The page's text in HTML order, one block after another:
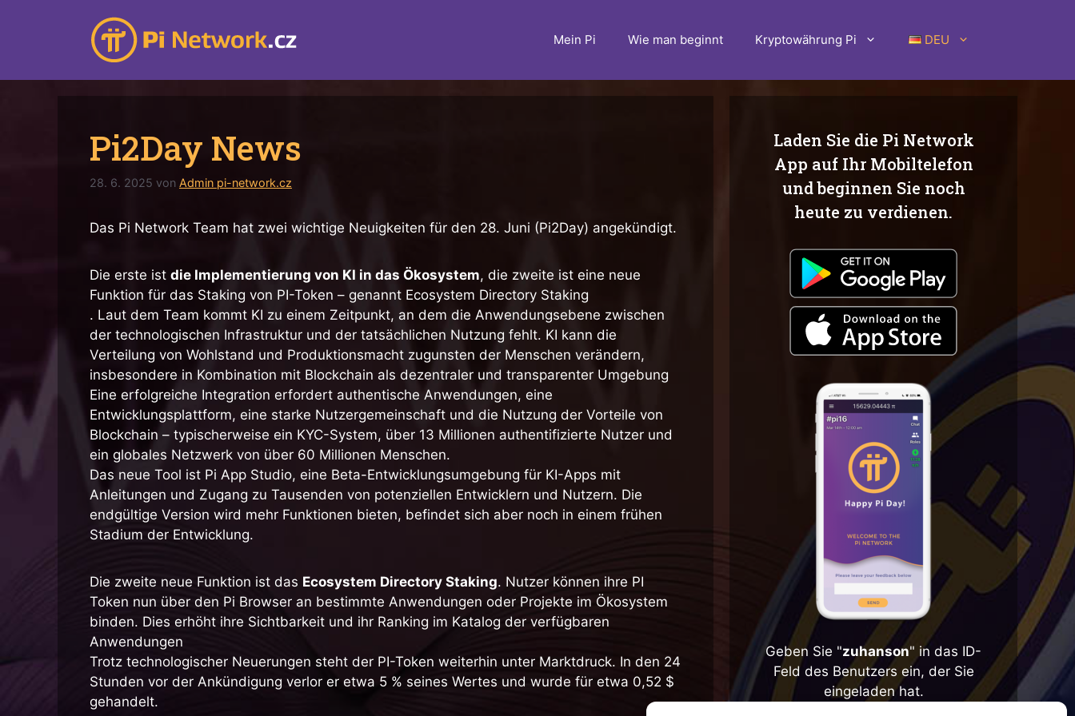
Mein Pi Wie man beginnt Kryptowährung Pi DEU
Pi2Day News
28. 6. 2025 von Admin pi-network.cz
Das Pi Network Team hat zwei wichtige Neuigkeiten für den 28. Juni (Pi2Day) angekündigt.
Die erste ist die Implementierung von KI in das Ökosystem, die zweite ist eine neue
Funktion für das Staking von PI-Token – genannt Ecosystem Directory Staking
. Laut dem Team kommt KI zu einem Zeitpunkt, an dem die Anwendungsebene zwischen
der technologischen Infrastruktur und der tatsächlichen Nutzung fehlt. KI kann die
Verteilung von Wohlstand und Produktionsmacht zugunsten der Menschen verändern,
insbesondere in Kombination mit Blockchain als dezentraler und transparenter Umgebung
Eine erfolgreiche Integration erfordert authentische Anwendungen, eine
Entwicklungsplattform, eine starke Nutzergemeinschaft und die Nutzung der Vorteile von
Blockchain – typischerweise ein KYC-System, über 13 Millionen authentifizierte Nutzer und
ein globales Netzwerk von über 60 Millionen Menschen.
Das neue Tool ist Pi App Studio, eine Beta-Entwicklungsumgebung für KI-Apps mit
Anleitungen und Zugang zu Tausenden von potenziellen Entwicklern und Nutzern. Die
endgültige Version wird mehr Funktionen bieten, befindet sich aber noch in einem frühen
Stadium der Entwicklung.
Die zweite neue Funktion ist das Ecosystem Directory Staking. Nutzer können ihre PI
Token nun über den Pi Browser an bestimmte Anwendungen oder Projekte im Ökosystem
binden. Dies erhöht ihre Sichtbarkeit und ihr Ranking im Katalog der verfügbaren
Anwendungen
Trotz technologischer Neuerungen steht der PI-Token weiterhin unter Marktdruck. In den 24
Stunden vor der Ankündigung verlor er etwa 5 % seines Wertes und wurde für etwa 0,52 $
gehandelt.
Laden Sie die Pi Network
App auf Ihr Mobiltelefon
und beginnen Sie noch
heute zu verdienen.
Geben Sie "zuhanson" in das ID-
Feld des Benutzers ein, der Sie
eingeladen hat.